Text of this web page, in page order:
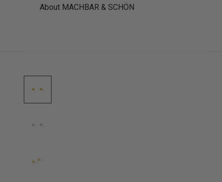
About MACHBAR & SCHÖN